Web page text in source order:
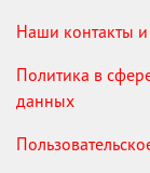
Наши контакты
Политика в
данных